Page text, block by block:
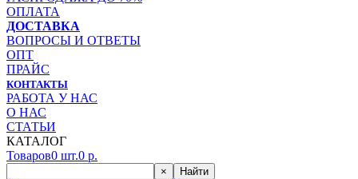
ОПЛАТА
ДОСТАВКА
ВОПРОСЫ И ОТВЕТЫ
ОПТ
ПРАЙС
КОНТАКТЫ
РАБОТА У НАС
О НАС
СТАТЬИ
КАТАЛОГ
Товаров0 шт.0 р.
× Найти